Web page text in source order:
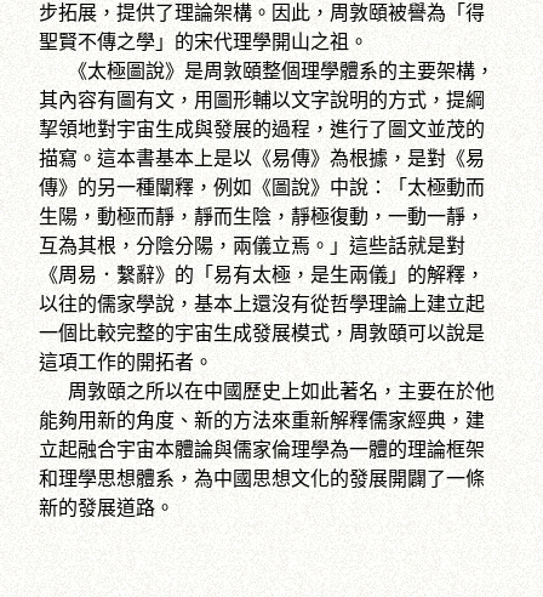
步拓展，提供了理論架構。因此，周敦頤被譽為「得
聖賢不傳之學」的宋代理學開山之祖。
《太極圖說》是周敦頤整個理學體系的主要架構，
其內容有圖有文，用圖形輔以文字說明的方式，提綱
挈領地對宇宙生成與發展的過程，進行了圖文並茂的
描寫。這本書基本上是以《易傳》為根據，是對《易
傳》的另一種闡釋，例如《圖說》中說：「太極動而
生陽，動極而靜，靜而生陰，靜極復動，一動一靜，
互為其根，分陰分陽，兩儀立焉。」這些話就是對
《周易．繫辭》的「易有太極，是生兩儀」的解釋，
以往的儒家學說，基本上還沒有從哲學理論上建立起
一個比較完整的宇宙生成發展模式，周敦頤可以說是
這項工作的開拓者。
周敦頤之所以在中國歷史上如此著名，主要在於他
能夠用新的角度、新的方法來重新解釋儒家經典，建
立起融合宇宙本體論與儒家倫理學為一體的理論框架
和理學思想體系，為中國思想文化的發展開闢了一條
新的發展道路。